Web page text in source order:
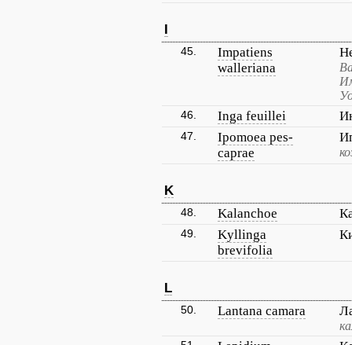
I
45.
Impatiens
walleriana
46. Inga feuillei
47.
Ipomoea pes-
caprae
K
48. Kalanchoe
49.
Kyllinga
brevifolia
L
50. Lantana camara